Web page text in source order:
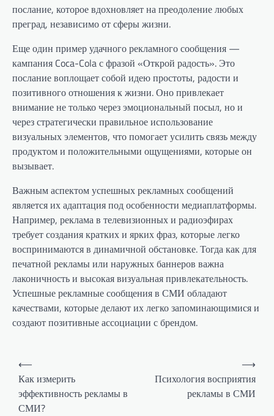
послание, которое вдохновляет на преодоление любых
преград, независимо от сферы жизни.
Еще один пример удачного рекламного сообщения —
кампания Coca-Cola с фразой «Открой радость». Это
послание воплощает собой идею простоты, радости и
позитивного отношения к жизни. Оно привлекает
внимание не только через эмоциональный посыл, но и
через стратегически правильное использование
визуальных элементов, что помогает усилить связь между
продуктом и положительными ощущениями, которые он
вызывает.
Важным аспектом успешных рекламных сообщений
является их адаптация под особенности медиаплатформы.
Например, реклама в телевизионных и радиоэфирах
требует создания кратких и ярких фраз, которые легко
воспринимаются в динамичной обстановке. Тогда как для
печатной рекламы или наружных баннеров важна
лаконичность и высокая визуальная привлекательность.
Успешные рекламные сообщения в СМИ обладают
качествами, которые делают их легко запоминающимися и
создают позитивные ассоциации с брендом.
Навигация
по
записям
⟵
Как измерить
эффективность рекламы в
СМИ?
Психология восприятия
рекламы в СМИ
⟶